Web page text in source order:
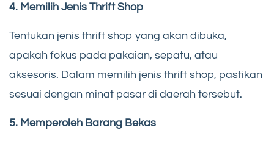
4. Memilih Jenis Thrift Shop
Tentukan jenis thrift shop yang akan dibuka,
apakah fokus pada pakaian, sepatu, atau
aksesoris. Dalam memilih jenis thrift shop, pastikan
sesuai dengan minat pasar di daerah tersebut.
5. Memperoleh Barang Bekas